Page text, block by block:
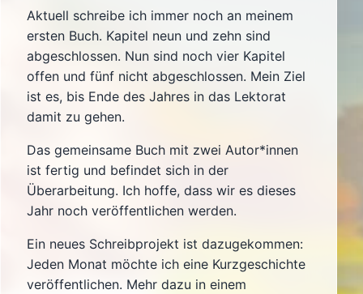
Aktuell schreibe ich immer noch an meinem
ersten Buch. Kapitel neun und zehn sind
abgeschlossen. Nun sind noch vier Kapitel
offen und fünf nicht abgeschlossen. Mein Ziel
ist es, bis Ende des Jahres in das Lektorat
damit zu gehen.
Das gemeinsame Buch mit zwei Autor*innen
ist fertig und befindet sich in der
Überarbeitung. Ich hoffe, dass wir es dieses
Jahr noch veröffentlichen werden.
Ein neues Schreibprojekt ist dazugekommen:
Jeden Monat möchte ich eine Kurzgeschichte
veröffentlichen. Mehr dazu in einem